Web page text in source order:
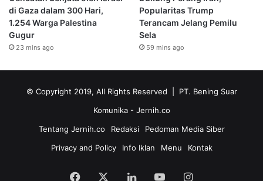
di Gaza dalam 300 Hari,
1.254 Warga Palestina
Gugur
23 mins ago
Popularitas Trump
Terancam Jelang Pemilu
Sela
59 mins ago
© Copyright 2019, All Rights Reserved | PT. Bening Suar
Komunika - Jernih.co
Tentang Jernih.co
Redaksi
Pedoman Media Siber
Privacy and Policy
Info Iklan Menu Kontak
Facebook LinkedInYouTubeInstagram